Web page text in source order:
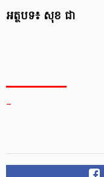
អត្ថបទ៖ សុខ ជា
_